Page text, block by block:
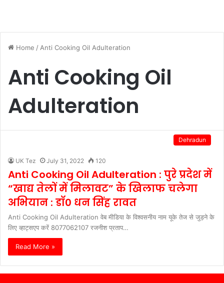
Home / Anti Cooking Oil Adulteration
Anti Cooking Oil
Adulteration
Dehradun
UK Tez July 31, 2022 120
Anti Cooking Oil Adulteration : पुरे प्रदेश में
“खाद्य तेलों में मिलावट” के खिलाफ चलेगा
अभियान : डॉ0 धन सिंह रावत
Anti Cooking Oil Adulteration वेब मीडिया के विश्वसनीय नाम यूके तेज से जुड़ने के
लिए व्हाट्सएप करें 8077062107 रजनीश प्रताप…
Read More »